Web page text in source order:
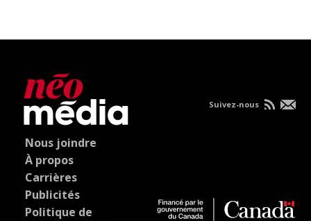
Nous joindre
À propos
Carrières
Publicités
Politique de
Suivez-nous